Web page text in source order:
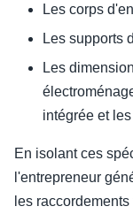
Les corps
Les supports
Les
intégrée et
En isolant ces
l'entrepreneur
les